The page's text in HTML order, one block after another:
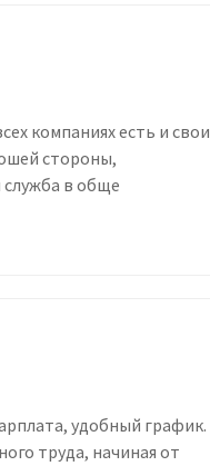
компаниях есть и свои
стороны,
в обще
удобный график.
труда, начиная от